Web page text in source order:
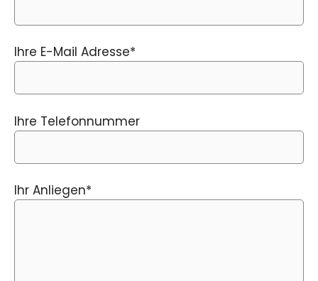
Ihre E-Mail Adresse*
Ihre Telefonnummer
Ihr Anliegen*